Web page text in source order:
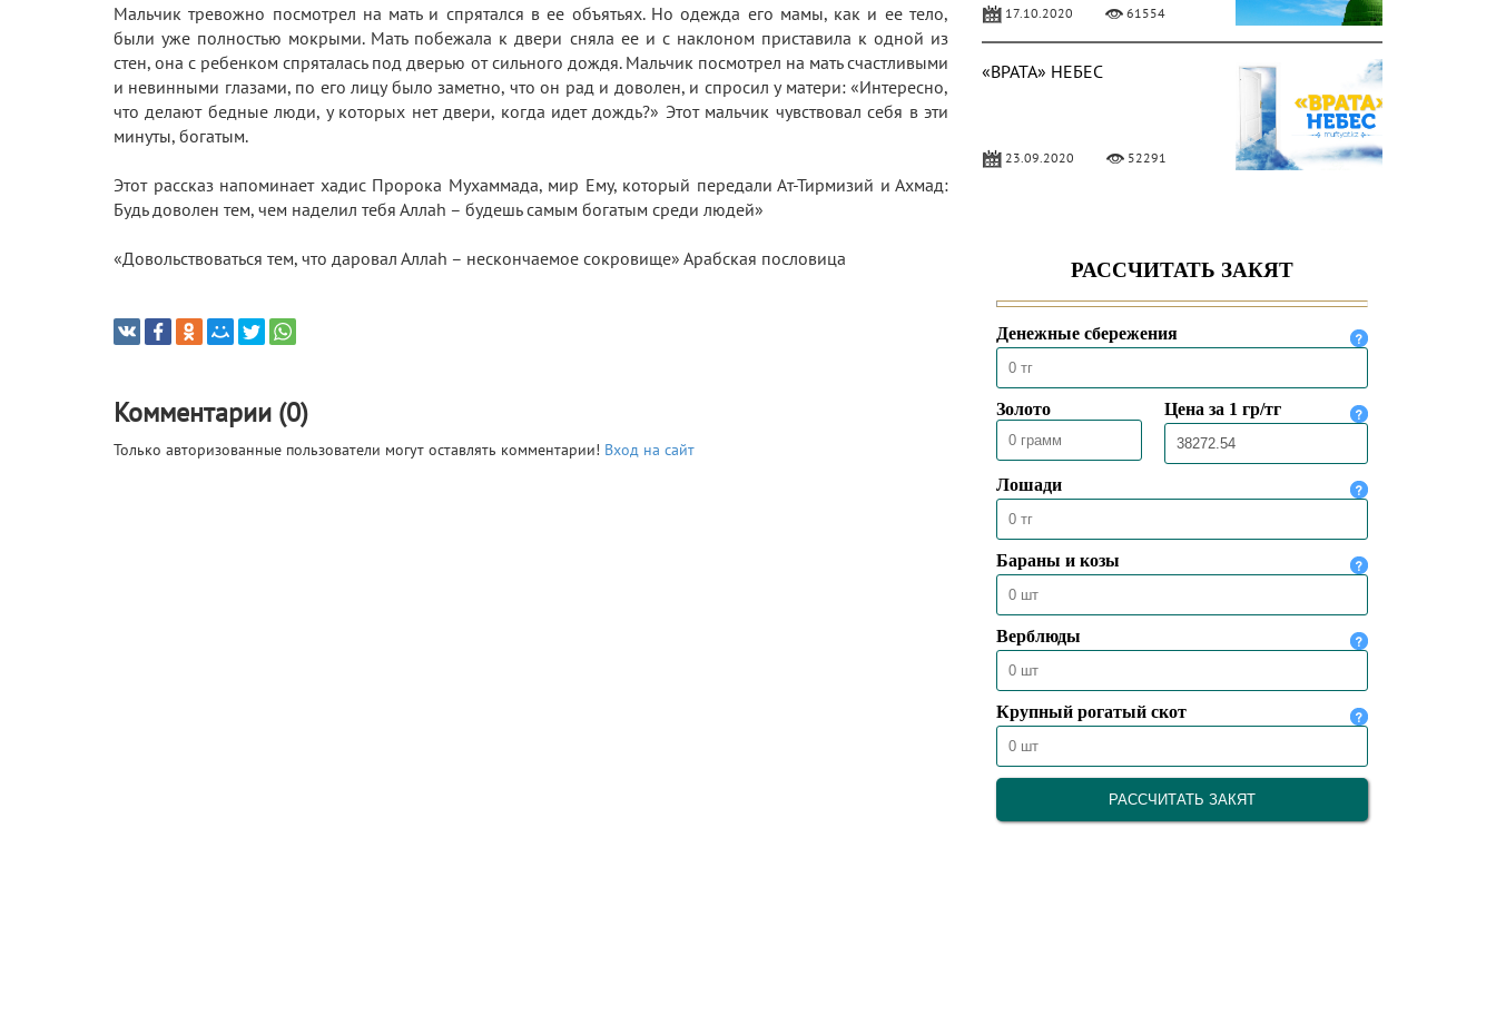
Мальчик тревожно посмотрел на мать и спрятался в ее объятьях. Но одежда его мамы, как и ее тело,
были уже полностью мокрыми. Мать побежала к двери сняла ее и с наклоном приставила к одной из
стен, она с ребенком спряталась под дверью от сильного дождя. Мальчик посмотрел на мать счастливыми
и невинными глазами, по его лицу было заметно, что он рад и доволен, и спросил у матери: «Интересно,
что делают бедные люди, у которых нет двери, когда идет дождь?» Этот мальчик чувствовал себя в эти
минуты, богатым.
Этот рассказ напоминает хадис Пророка Мухаммада, мир Ему, который передали Ат-Тирмизий и Ахмад:
Будь доволен тем, чем наделил тебя Аллаh – будешь самым богатым среди людей»
«Довольствоваться тем, что даровал Аллаh – нескончаемое сокровище» Арабская пословица
Комментарии (0)
Только авторизованные пользователи могут оставлять комментарии! Вход на сайт
17.10.2020 61554
«ВРАТА» НЕБЕС
23.09.2020 52291
21.09.2020 41486
7 АЯТОВ ПРОТИВ
ЭПИДЕМИИ
14.07.2020